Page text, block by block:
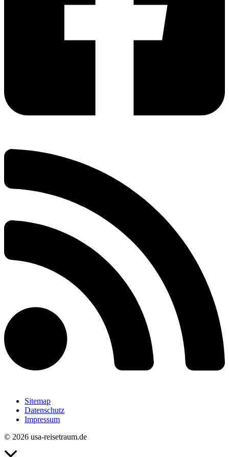
Sitemap
Datenschutz
Impressum
© 2026 usa-reisetraum.de